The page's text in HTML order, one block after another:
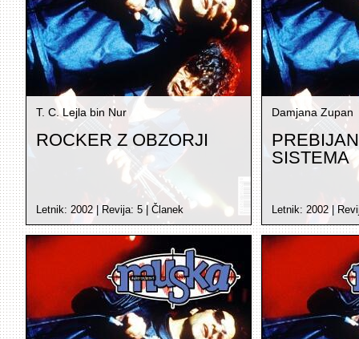
T. C. Lejla bin Nur
ROCKER Z OBZORJI
Letnik: 2002 | Revija: 5 | Članek
Damjana Zupan
SISTEMA
Letnik: 2002 |